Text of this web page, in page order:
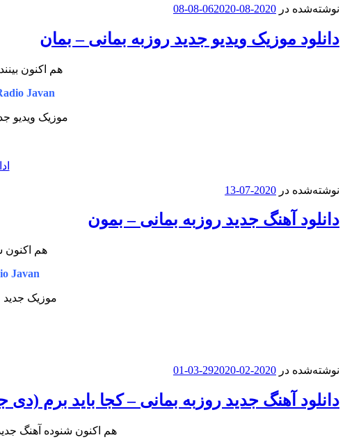
نوشته‌شده در 2020-08-06
2020-08-08
دانلود موزیک ویدیو جدید روزبه بمانی – بمان
هم اکنون
Javan
موزیک ویدیو
نوشته‌شده در 2020-07-13
دانلود آهنگ جدید روزبه بمانی – بمون
هم اکنون
Javan
موزیک جدید
نوشته‌شده در 2020-02-29
2020-03-01
دانلود آهنگ جدید روزبه بمانی – کجا باید برم
هم اکنون شنوده آهنگ